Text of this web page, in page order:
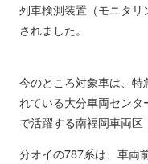
列車検測装置（モニタ
されました。
今のところ対象車は、特
れている大分車両セン
で活躍する南福岡車両区
分オイの787系は、車両